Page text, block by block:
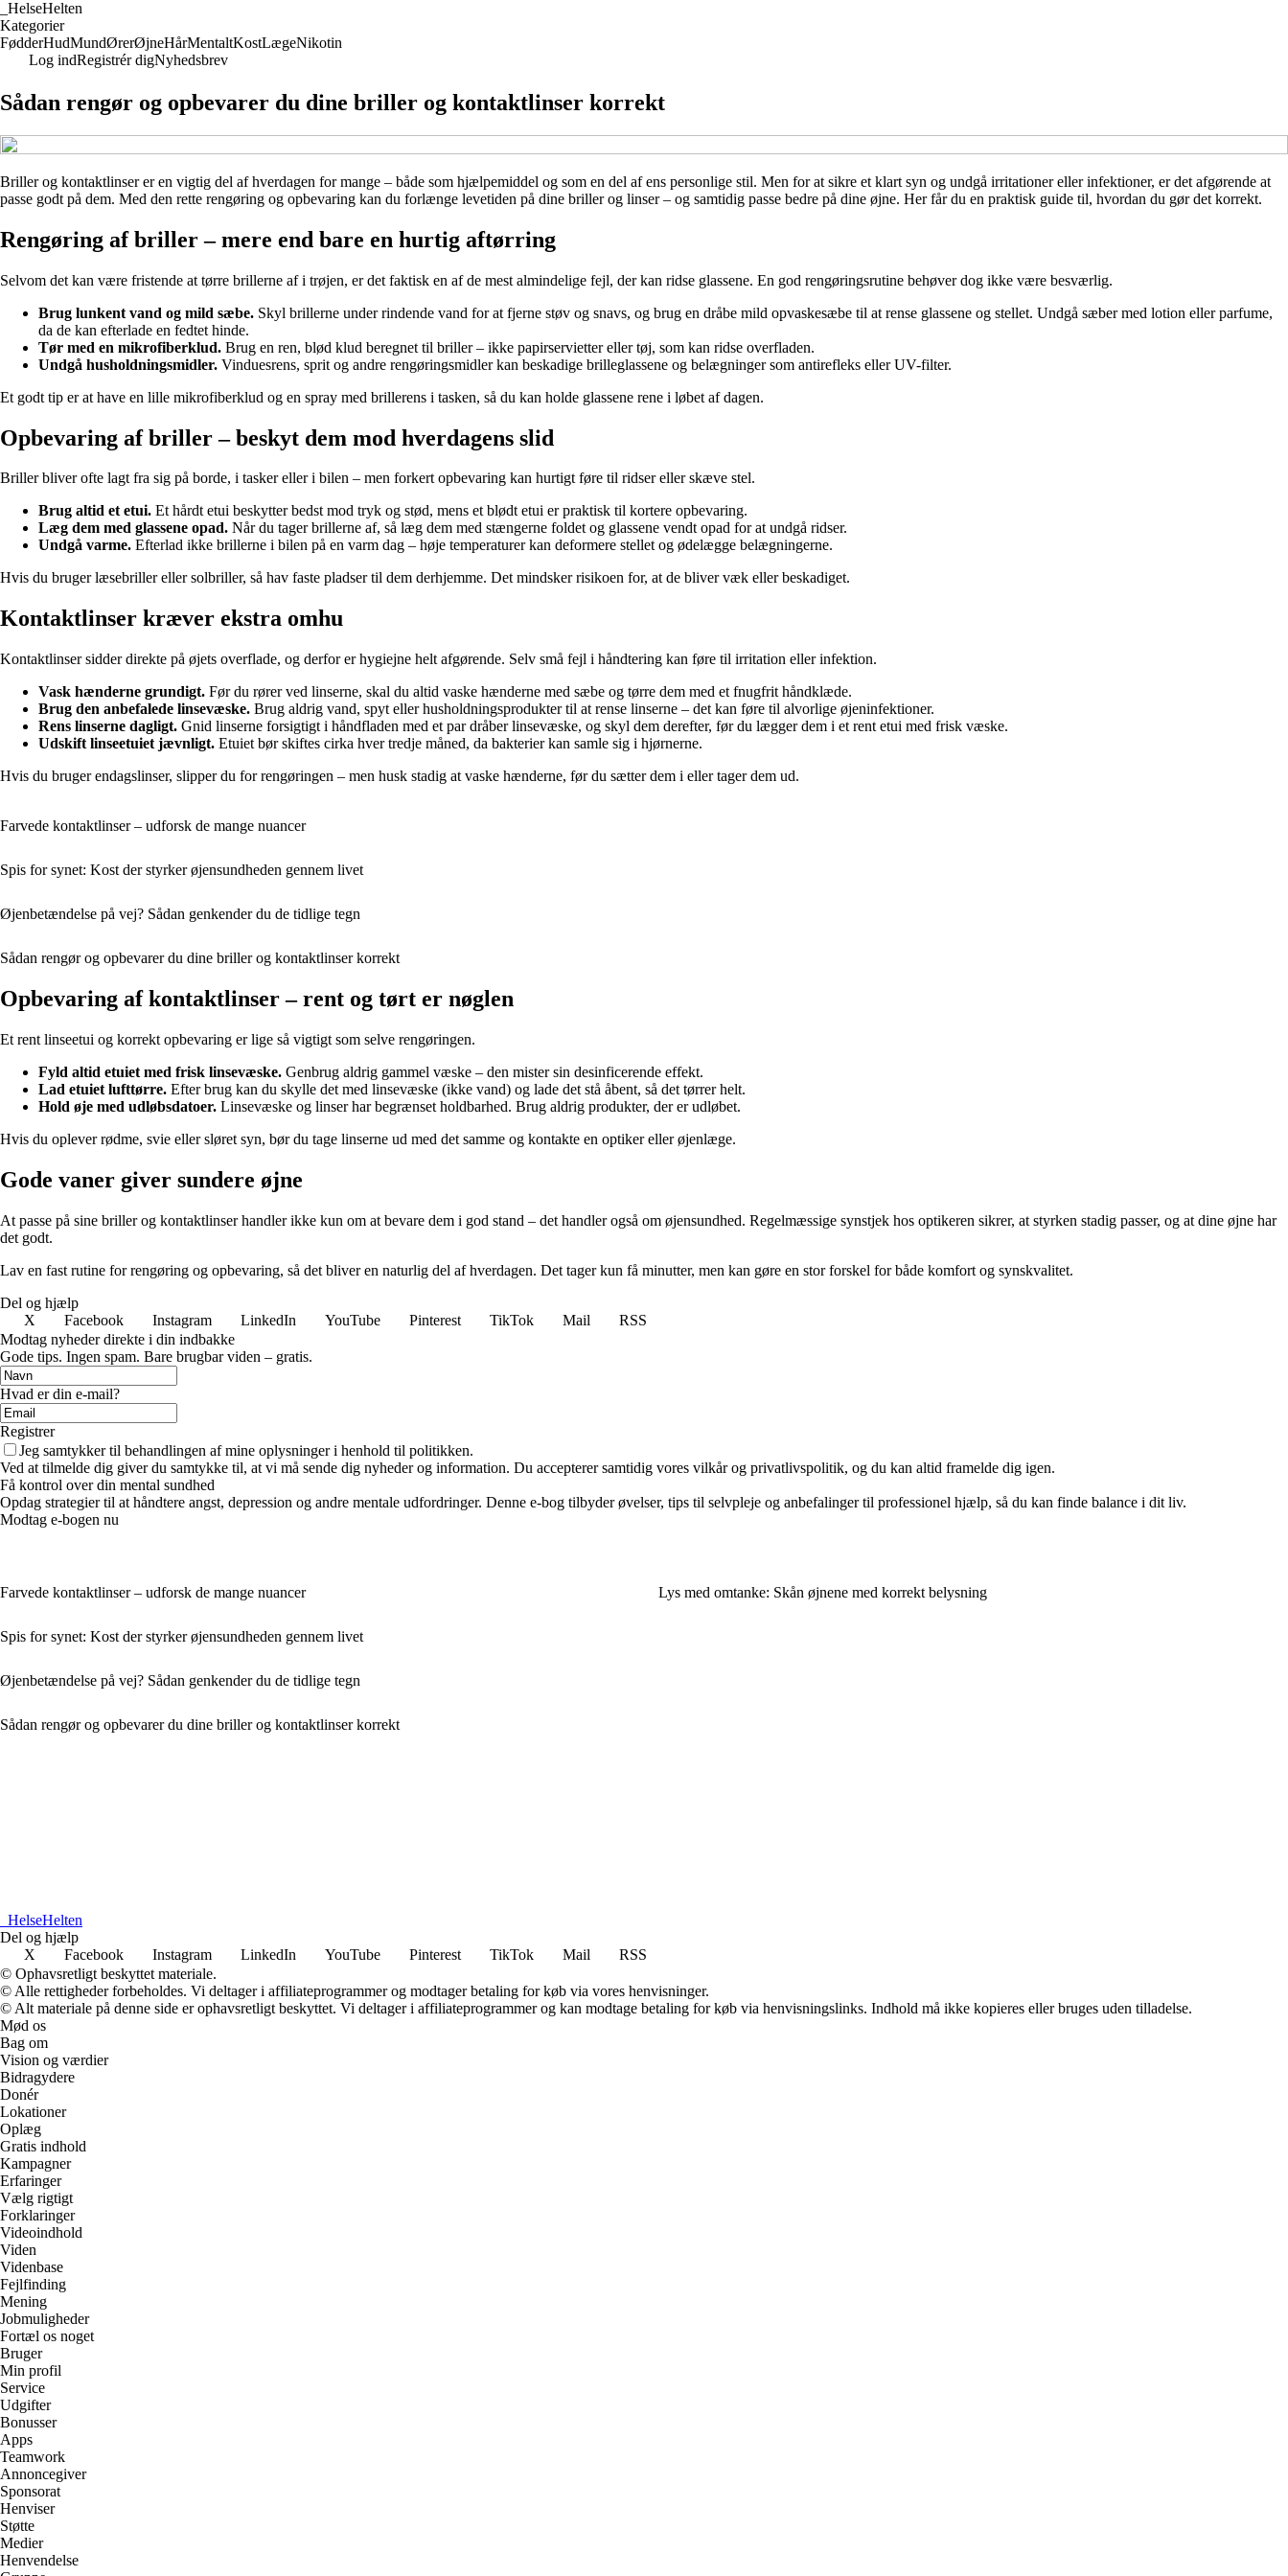
HelseHelten
Kategorier
FødderHudMundØrerØjneHårMentaltKostLægeNikotin
Log indRegistrér digNyhedsbrev
Sådan rengør og opbevarer du dine briller og kontaktlinser korrekt
Briller og kontaktlinser er en vigtig del af hverdagen for mange – både som hjælpemiddel og som en del af ens personlige stil. Men for at sikre et klart syn og undgå irritationer eller infektioner, er det afgørende at
passe godt på dem. Med den rette rengøring og opbevaring kan du forlænge levetiden på dine briller og linser – og samtidig passe bedre på dine øjne. Her får du en praktisk guide til, hvordan du gør det korrekt.
Rengøring af briller – mere end bare en hurtig aftørring
Selvom det kan være fristende at tørre brillerne af i trøjen, er det faktisk en af de mest almindelige fejl, der kan ridse glassene. En god rengøringsrutine behøver dog ikke være besværlig.
Brug lunkent vand og mild sæbe. Skyl brillerne under rindende vand for at fjerne støv og snavs, og brug en dråbe mild opvaskesæbe til at rense glassene og stellet. Undgå sæber med lotion eller parfume,
da de kan efterlade en fedtet hinde.
Tør med en mikrofiberklud. Brug en ren, blød klud beregnet til briller – ikke papirservietter eller tøj, som kan ridse overfladen.
Undgå husholdningsmidler. Vinduesrens, sprit og andre rengøringsmidler kan beskadige brilleglassene og belægninger som antirefleks eller UV-filter.
Et godt tip er at have en lille mikrofiberklud og en spray med brillerens i tasken, så du kan holde glassene rene i løbet af dagen.
Opbevaring af briller – beskyt dem mod hverdagens slid
Briller bliver ofte lagt fra sig på borde, i tasker eller i bilen – men forkert opbevaring kan hurtigt føre til ridser eller skæve stel.
Brug altid et etui. Et hårdt etui beskytter bedst mod tryk og stød, mens et blødt etui er praktisk til kortere opbevaring.
Læg dem med glassene opad. Når du tager brillerne af, så læg dem med stængerne foldet og glassene vendt opad for at undgå ridser.
Undgå varme. Efterlad ikke brillerne i bilen på en varm dag – høje temperaturer kan deformere stellet og ødelægge belægningerne.
Hvis du bruger læsebriller eller solbriller, så hav faste pladser til dem derhjemme. Det mindsker risikoen for, at de bliver væk eller beskadiget.
Kontaktlinser kræver ekstra omhu
Kontaktlinser sidder direkte på øjets overflade, og derfor er hygiejne helt afgørende. Selv små fejl i håndtering kan føre til irritation eller infektion.
Vask hænderne grundigt. Før du rører ved linserne, skal du altid vaske hænderne med sæbe og tørre dem med et fnugfrit håndklæde.
Brug den anbefalede linsevæske. Brug aldrig vand, spyt eller husholdningsprodukter til at rense linserne – det kan føre til alvorlige øjeninfektioner.
Rens linserne dagligt. Gnid linserne forsigtigt i håndfladen med et par dråber linsevæske, og skyl dem derefter, før du lægger dem i et rent etui med frisk væske.
Udskift linseetuiet jævnligt. Etuiet bør skiftes cirka hver tredje måned, da bakterier kan samle sig i hjørnerne.
Hvis du bruger endagslinser, slipper du for rengøringen – men husk stadig at vaske hænderne, før du sætter dem i eller tager dem ud.
Farvede kontaktlinser – udforsk de mange nuancer
Spis for synet: Kost der styrker øjensundheden gennem livet
Øjenbetændelse på vej? Sådan genkender du de tidlige tegn
Sådan rengør og opbevarer du dine briller og kontaktlinser korrekt
Opbevaring af kontaktlinser – rent og tørt er nøglen
Et rent linseetui og korrekt opbevaring er lige så vigtigt som selve rengøringen.
Fyld altid etuiet med frisk linsevæske. Genbrug aldrig gammel væske – den mister sin desinficerende effekt.
Lad etuiet lufttørre. Efter brug kan du skylle det med linsevæske (ikke vand) og lade det stå åbent, så det tørrer helt.
Hold øje med udløbsdatoer. Linsevæske og linser har begrænset holdbarhed. Brug aldrig produkter, der er udløbet.
Hvis du oplever rødme, svie eller sløret syn, bør du tage linserne ud med det samme og kontakte en optiker eller øjenlæge.
Gode vaner giver sundere øjne
At passe på sine briller og kontaktlinser handler ikke kun om at bevare dem i god stand – det handler også om øjensundhed. Regelmæssige synstjek hos optikeren sikrer, at styrken stadig passer, og at dine øjne har
det godt.
Lav en fast rutine for rengøring og opbevaring, så det bliver en naturlig del af hverdagen. Det tager kun få minutter, men kan gøre en stor forskel for både komfort og synskvalitet.
Del og hjælp
X
Facebook Instagram LinkedIn YouTube Pinterest TikTok Mail
RSS
Modtag nyheder direkte i din indbakke
Gode tips. Ingen spam. Bare brugbar viden – gratis.
Hvad er din e-mail?
Registrer
Jeg samtykker til behandlingen af mine oplysninger i henhold til politikken.
Ved at tilmelde dig giver du samtykke til, at vi må sende dig nyheder og information. Du accepterer samtidig vores vilkår og privatlivspolitik, og du kan altid framelde dig igen.
Få kontrol over din mental sundhed
Opdag strategier til at håndtere angst, depression og andre mentale udfordringer. Denne e-bog tilbyder øvelser, tips til selvpleje og anbefalinger til professionel hjælp, så du kan finde balance i dit liv.
Modtag e-bogen nu
Farvede kontaktlinser – udforsk de mange nuancer
Spis for synet: Kost der styrker øjensundheden gennem livet
Øjenbetændelse på vej? Sådan genkender du de tidlige tegn
Sådan rengør og opbevarer du dine briller og kontaktlinser korrekt
Lys med omtanke: Skån øjnene med korrekt belysning
HelseHelten
Del og hjælp
X
Facebook Instagram LinkedIn YouTube Pinterest TikTok Mail
RSS
© Ophavsretligt beskyttet materiale.
© Alle rettigheder forbeholdes. Vi deltager i affiliateprogrammer og modtager betaling for køb via vores henvisninger.
© Alt materiale på denne side er ophavsretligt beskyttet. Vi deltager i affiliateprogrammer og kan modtage betaling for køb via henvisningslinks. Indhold må ikke kopieres eller bruges uden tilladelse.
Mød os
Bag om
Vision og værdier
Bidragydere
Donér
Lokationer
Oplæg
Gratis indhold
Kampagner
Erfaringer
Vælg rigtigt
Forklaringer
Videoindhold
Viden
Videnbase
Fejlfinding
Mening
Jobmuligheder
Fortæl os noget
Bruger
Min profil
Service
Udgifter
Bonusser
Apps
Teamwork
Annoncegiver
Sponsorat
Henviser
Støtte
Medier
Henvendelse